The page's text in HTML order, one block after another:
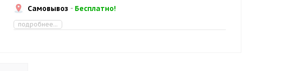
Самовывоз - Бесплатно!
подробнее...